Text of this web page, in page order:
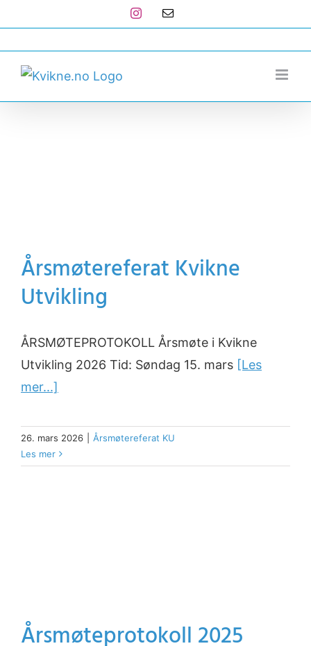
to
content
Instagram
E-
Årsmøtereferat Kvikne
Utvikling
ÅRSMØTEPROTOKOLL Årsmøte i Kvikne
Utvikling 2026 Tid: Søndag 15. mars [Les
mer...]
26. mars 2026
Årsmøtereferat KU
Les mer